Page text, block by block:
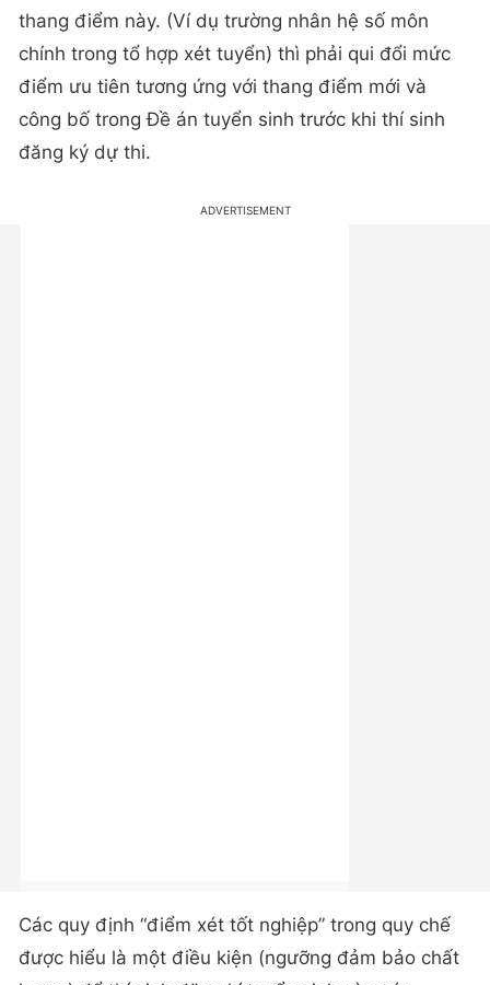
thang điểm này. (Ví dụ trường nhân hệ số môn
chính trong tổ hợp xét tuyển) thì phải qui đổi mức
điểm ưu tiên tương ứng với thang điểm mới và
công bố trong Đề án tuyển sinh trước khi thí sinh
đăng ký dự thi.
Các quy định “điểm xét tốt nghiệp” trong quy chế
được hiểu là một điều kiện (ngưỡng đảm bảo chất